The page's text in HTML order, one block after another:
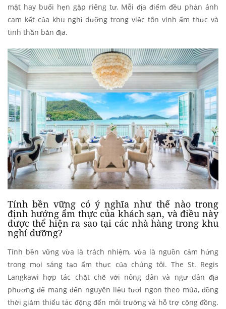
mật hay buổi hẹn gặp riêng tư. Mỗi địa điểm đều phản ánh
cam kết của khu nghỉ dưỡng trong việc tôn vinh ẩm thực và
tinh thần bản địa.
Tính bền vững có ý nghĩa như thế nào trong
định hướng ẩm thực của khách sạn, và điều này
được thể hiện ra sao tại các nhà hàng trong khu
nghỉ dưỡng?
Tính bền vững vừa là trách nhiệm, vừa là nguồn cảm hứng
trong mọi sáng tạo ẩm thực của chúng tôi. The St. Regis
Langkawi hợp tác chặt chẽ với nông dân và ngư dân địa
phương để mang đến nguyên liệu tươi ngon theo mùa, đồng
thời giảm thiểu tác động đến môi trường và hỗ trợ cộng đồng.